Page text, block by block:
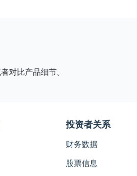
对比产品细节。
投资者关系
财务数据
股票信息